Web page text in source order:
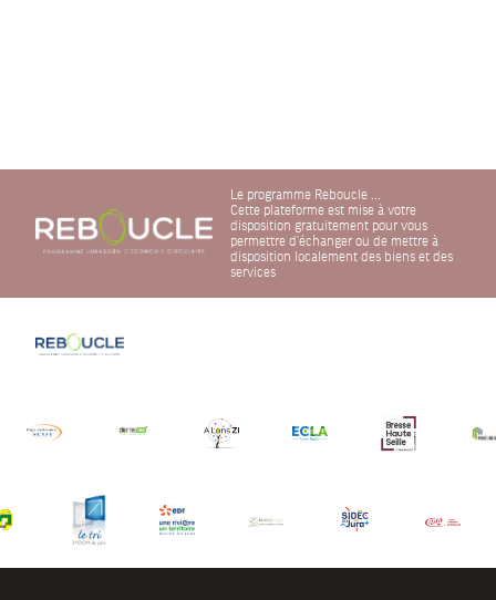
Le programme Reboucle ...
Cette plateforme est mise à votre
disposition gratuitement pour vous
permettre d'échanger ou de mettre à
disposition localement des biens et des
services